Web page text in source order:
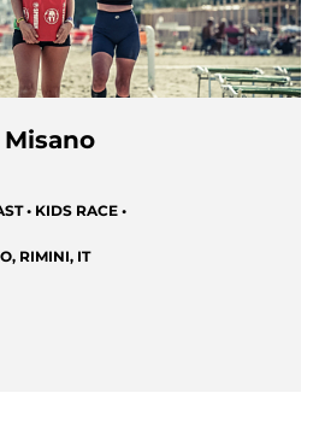
• KIDS RACE •
, RIMINI, IT